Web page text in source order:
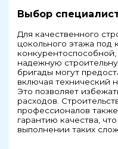
Выбор
Для качественного
цокольного этажа под
надежную
бригады могут
включая технический
Это позволяет
расходов.
профессионалов
гарантию качества,
выполнении таких